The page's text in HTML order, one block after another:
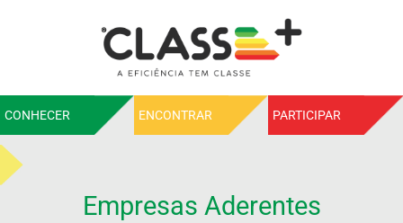
CONHECER ENCONTRAR PARTICIPAR
Empresas Aderentes